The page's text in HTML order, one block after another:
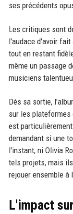
ses précédents
Les critiques sont
l'audace d'avoir fait
tout en restant
même un passage
musiciens
Dès sa sortie,
sur les plateformes
est
demandant si une
l'instant, ni Olivia
tels projets, mais
rejouer ensemble à
L'impact